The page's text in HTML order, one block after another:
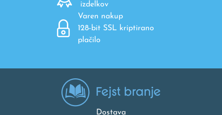
izdelkov
Varen nakup
128-bit SSL kriptirano
plačilo
Dostava